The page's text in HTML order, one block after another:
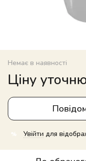
Немає в наявності
Ціну
% Увійти для